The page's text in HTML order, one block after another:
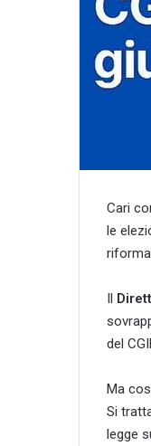
Cari
le
Il
del
Ma
Si
legge